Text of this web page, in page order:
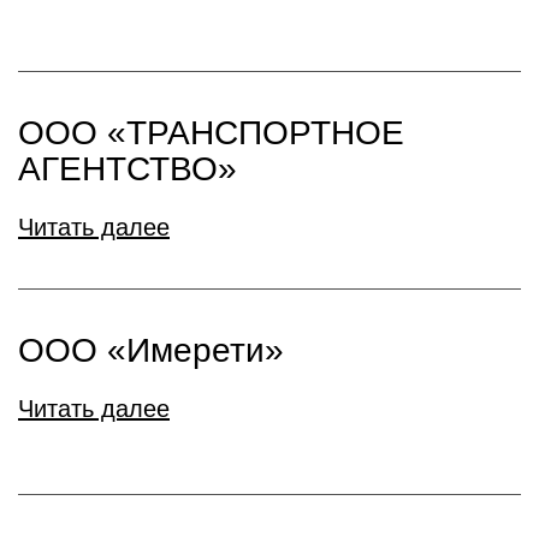
ООО «ТРАНСПОРТНОЕ
АГЕНТСТВО»
Читать далее
ООО «Имерети»
Читать далее